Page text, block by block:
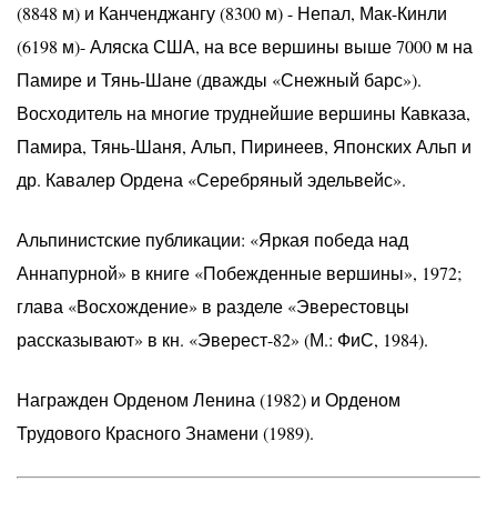
(8848 м) и Канченджангу (8300 м) - Непал, Мак-Кинли
(6198 м)- Аляска США, на все вершины выше 7000 м на
Памире и Тянь-Шане (дважды «Снежный барс»).
Восходитель на многие труднейшие вершины Кавказа,
Памира, Тянь-Шаня, Альп, Пиринеев, Японских Альп и
др. Кавалер Ордена «Серебряный эдельвейс».
Альпинистские публикации: «Яркая победа над
Аннапурной» в книге «Побежденные вершины», 1972;
глава «Восхождение» в разделе «Эверестовцы
рассказывают» в кн. «Эверест-82» (М.: ФиС, 1984).
Награжден Орденом Ленина (1982) и Орденом
Трудового Красного Знамени (1989).